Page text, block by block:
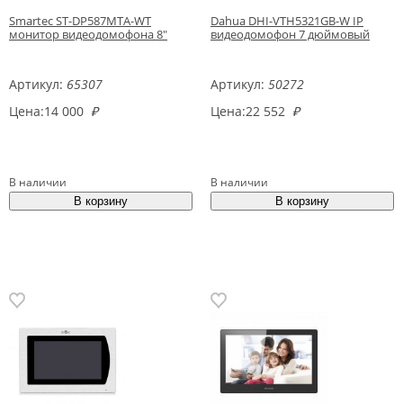
Smartec ST-DP587MTA-WT
монитор видеодомофона 8"
Артикул: 65307
Цена:14 000 ₽
В наличии
Dahua DHI-VTH5321GB-W IP
видеодомофон 7 дюймовый
Артикул: 50272
Цена:22 552 ₽
В наличии